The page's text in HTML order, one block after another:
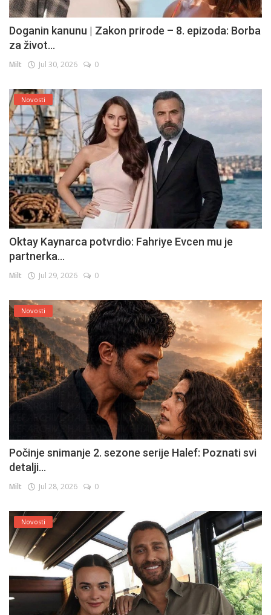
Doganin kanunu | Zakon prirode – 8. epizoda: Borba
za život...
Milt Jul 30, 2026 0
Novosti
Oktay Kaynarca potvrdio: Fahriye Evcen mu je
partnerka...
Milt Jul 29, 2026 0
Novosti
Počinje snimanje 2. sezone serije Halef: Poznati svi
detalji...
Milt Jul 28, 2026 0
Novosti